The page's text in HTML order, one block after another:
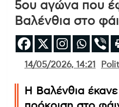
5ου αγώνα που
Βαλένθια στο
14/05/2026, 14:21
Η Βαλένθια έκανε